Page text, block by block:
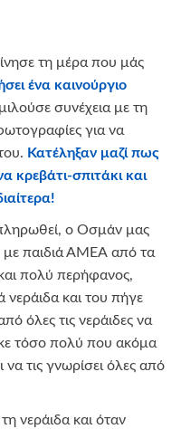
τη μέρα που μάς
ένα καινούργιο
συνέχεια με τη
για να
Κατέληξαν μαζί πως
κρεβάτι-σπιτάκι και
ο Οσμάν μας
με παιδιά ΑΜΕΑ από τα
πολύ περήφανος,
νεράιδα και του πήγε
όλες τις νεράιδες να
τόσο πολύ που ακόμα
να τις γνωρίσει όλες από
νεράιδα και όταν